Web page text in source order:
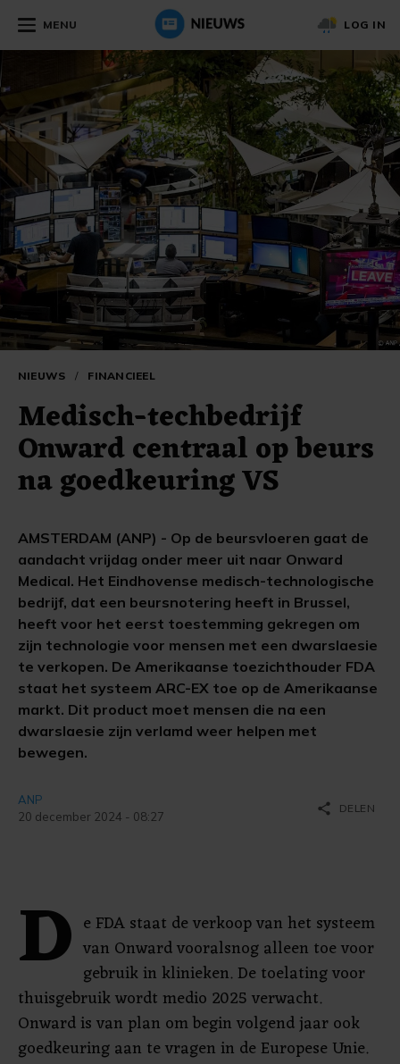
MENU LOG IN
NIEUWS / FINANCIEEL
Medisch-techbedrijf
Onward centraal op beurs
na goedkeuring VS
AMSTERDAM (ANP) - Op de beursvloeren gaat de
aandacht vrijdag onder meer uit naar Onward
Medical. Het Eindhovense medisch-technologische
bedrijf, dat een beursnotering heeft in Brussel,
heeft voor het eerst toestemming gekregen om
zijn technologie voor mensen met een dwarslaesie
te verkopen. De Amerikaanse toezichthouder FDA
staat het systeem ARC-EX toe op de Amerikaanse
markt. Dit product moet mensen die na een
dwarslaesie zijn verlamd weer helpen met
bewegen.
ANP
20 december 2024 - 08:27
share DELEN
D e FDA staat de verkoop van het systeem
van Onward vooralsnog alleen toe voor
gebruik in klinieken. De toelating voor
thuisgebruik wordt medio 2025 verwacht.
Onward is van plan om begin volgend jaar ook
goedkeuring aan te vragen in de Europese Unie.